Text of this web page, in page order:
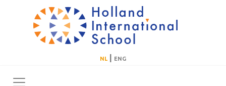
NL ENG
Toggle navigation